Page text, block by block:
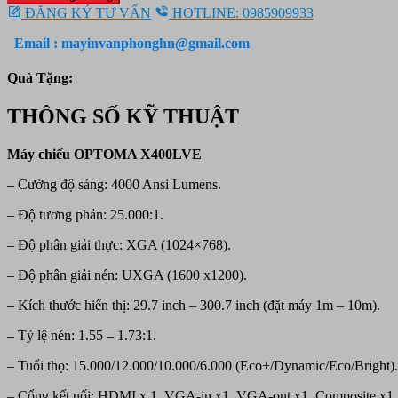
10.150.000 ₫.
Optoma
X400LVE
số
ĐĂNG KÝ TƯ VẤN
HOTLINE: 0985909933
Email : mayinvanphonghn@gmail.com
Quà Tặng:
THÔNG SỐ KỸ THUẬT
Máy chiếu OPTOMA X400LVE
– Cường độ sáng: 4000 Ansi Lumens.
– Độ tương phản: 25.000:1.
– Độ phân giải thực: XGA (1024×768).
– Độ phân giải nén: UXGA (1600 x1200).
– Kích thước hiển thị: 29.7 inch – 300.7 inch (đặt máy 1m – 10m).
– Tỷ lệ nén: 1.55 – 1.73:1.
– Tuổi thọ: 15.000/12.000/10.000/6.000 (Eco+/Dynamic/Eco/Bright).